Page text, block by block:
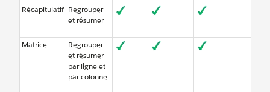
Récapitulatif Regrouper
et résumer
Matrice
Regrouper
et résumer
par ligne et
par colonne